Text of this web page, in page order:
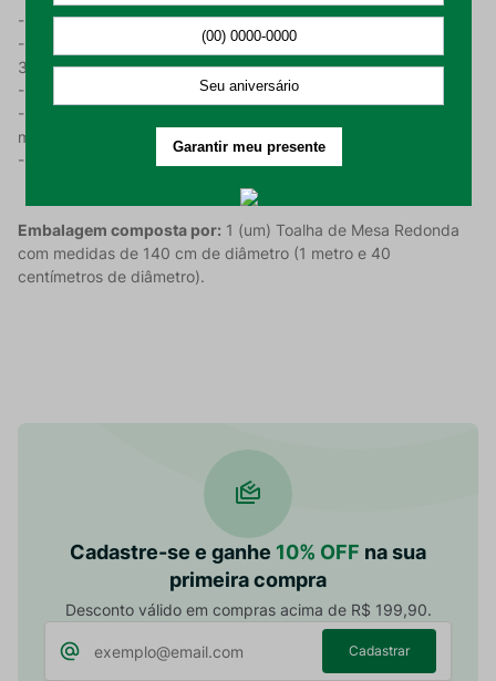
- Higienizar antes de utilizar;
- Lavar em processo suave, com temperatura máxima de
30°C;
- Não alvejar nem limpar a seco;
- Permitido secar em máquina, respeitando a temperatura
máxima de 60°C;
- Passar em temperatura máxima de 110°C.
Embalagem composta por: 1 (um) Toalha de Mesa Redonda
com medidas de 140 cm de diâmetro (1 metro e 40
centímetros de diâmetro).
Cadastre-se e ganhe 10% OFF na sua
primeira compra
Desconto válido em compras acima de R$ 199,90.
Cadastrar